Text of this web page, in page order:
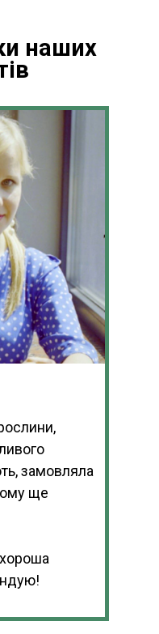
наших
замовляла
ще